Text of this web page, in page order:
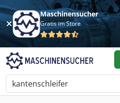
Maschinensucher
Gratis im Store